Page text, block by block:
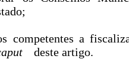
a
deste artigo.